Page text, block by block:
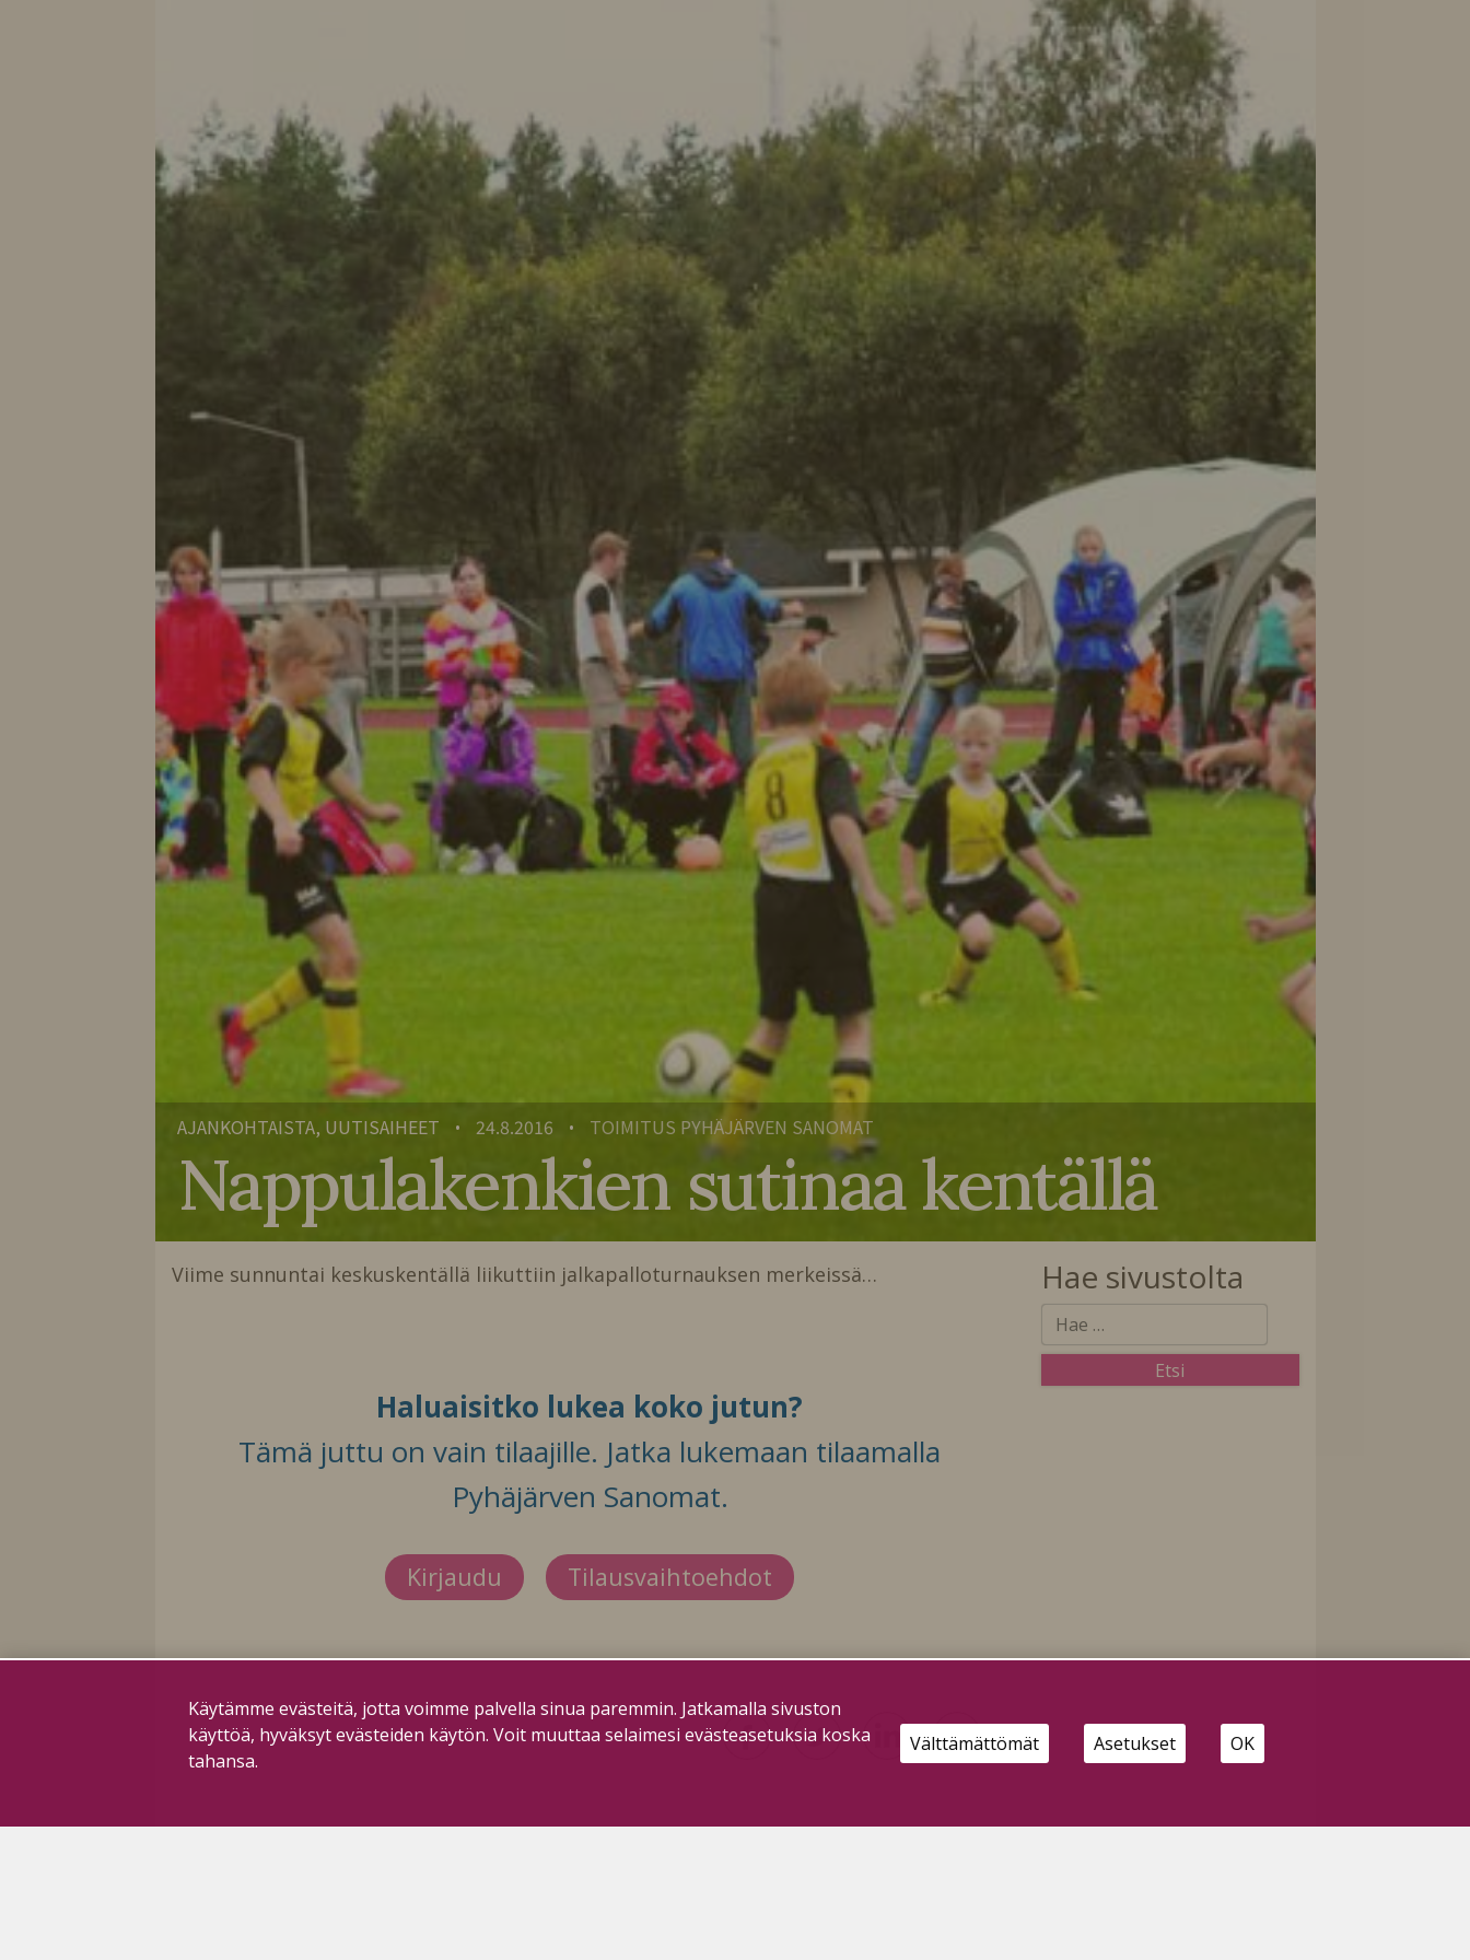
AJANKOHTAISTA, UUTISAIHEET • 24.8.2016 • TOIMITUS PYHÄJÄRVEN SANOMAT
Nappulakenkien sutinaa kentällä
Viime sunnuntai keskuskentällä liikuttiin jalkapalloturnauksen merkeissä…
Haluaisitko lukea koko jutun?
Tämä juttu on vain tilaajille. Jatka lukemaan tilaamalla
Pyhäjärven Sanomat.
Kirjaudu Tilausvaihtoehdot
Hae sivustolta
Käytämme evästeitä, jotta voimme palvella sinua paremmin. Jatkamalla sivuston
käyttöä, hyväksyt evästeiden käytön. Voit muuttaa selaimesi evästeasetuksia koska
tahansa.
Välttämättömät Asetukset OK